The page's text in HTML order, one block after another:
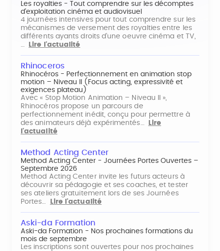
Les royalties - Tout comprendre sur les décomptes
d'exploitation cinéma et audiovisuel
4 journées intensives pour tout comprendre sur les
mécanismes de versement des royalties entre les
différents ayants droits d'une oeuvre cinéma et TV,
…
Lire l'actualité
Rhinoceros
Rhinocéros - Perfectionnement en animation stop
motion – Niveau II (Focus acting, expressivité et
exigences plateau)
Avec « Stop Motion Animation – Niveau II »,
Rhinocéros propose un parcours de
perfectionnement inédit, conçu pour permettre à
des animateurs déjà expérimentés…
Lire
l'actualité
Method Acting Center
Method Acting Center - Journées Portes Ouvertes –
Septembre 2026
Method Acting Center invite les futurs acteurs à
découvrir sa pédagogie et ses coaches, et tester
ses ateliers gratuitement lors de ses Journées
Portes…
Lire l'actualité
Aski-da Formation
Aski-da Formation - Nos prochaines formations du
mois de septembre
Les inscriptions sont ouvertes pour nos prochaines